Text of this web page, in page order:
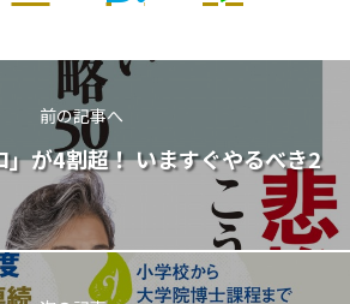
前の記事へ
が4割超！ いますぐやるべき2